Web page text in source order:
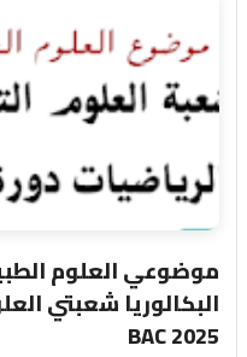
موضوعي العلوم
البكالوريا شعبتي
2025 BAC